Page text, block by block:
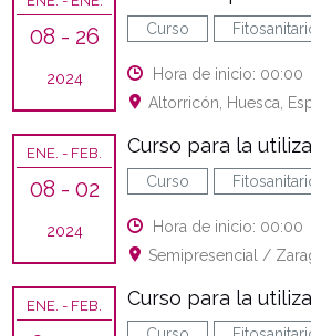
08 - 26
2024
Curso
Hora de inicio: 00:00
Altorricón, Huesca,
ENE. - FEB.
08 - 02
2024
Curso para la
Curso
Hora de inicio: 00:00
Semipresencial /
ENE. - FEB. Curso para la